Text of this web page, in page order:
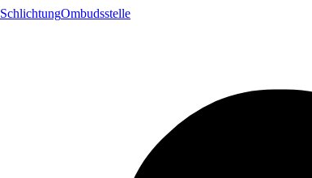
SchlichtungOmbudsstelle